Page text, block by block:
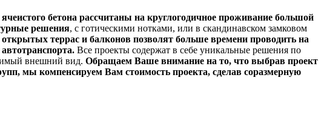
бетона рассчитаны на круглогодичное проживание большой
решения, с готическими нотками, или в скандинавском замковом
террас и балконов позволят больше времени проводить на
Все проекты содержат в себе уникальные решения по
внешний вид. Обращаем Ваше внимание на то, что выбрав проект
мы компенсируем Вам стоимость проекта, сделав соразмерную